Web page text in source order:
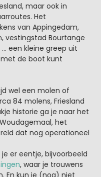
maar ook in
Het
van Appingedam,
vestingstad Bourtange
een kleine greep uit
de boot kunt
wel een molen of
84 molens, Friesland
historie ga je naar het
het
dat nog operationeel
er eentje, bijvoorbeeld
, waar je trouwens
En kun je (nog) niet